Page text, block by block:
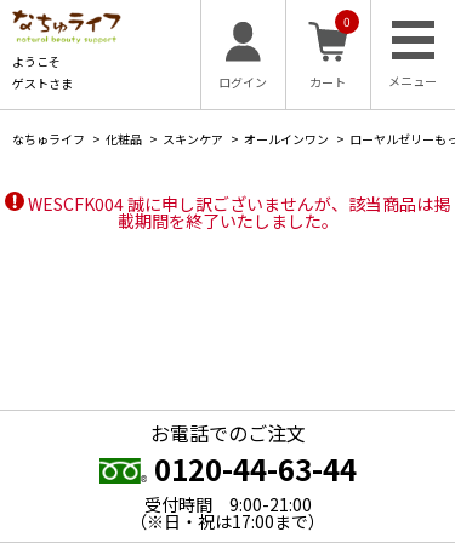
ようこそ
ゲストさま
ログイン
0
カート
なちゅライフ > 化粧品 > スキンケア > オールインワン > ローヤルゼリーも
WESCFK004 誠に申し訳ございませんが、該当商品は掲
載期間を終了いたしました。
お電話でのご注文
0120-44-63-44
受付時間 9:00-21:00
（※日・祝は17:00まで）